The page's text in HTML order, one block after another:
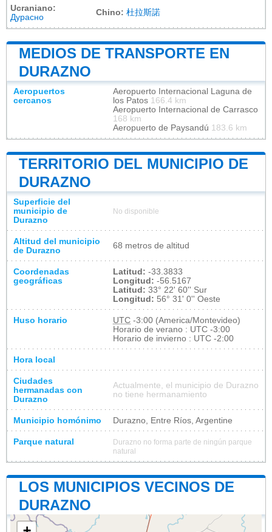
Ucraniano:
Дурасно
Chino: 杜拉斯諾
MEDIOS DE TRANSPORTE EN
DURAZNO
Aeropuertos
cercanos
Aeropuerto Internacional Laguna de
los Patos 166.4 km
Aeropuerto Internacional de Carrasco
168 km
Aeropuerto de Paysandú 183.6 km
TERRITORIO DEL MUNICIPIO DE
DURAZNO
Superficie del
municipio de
Durazno
No disponible
Altitud del municipio
de Durazno
68 metros de altitud
Coordenadas
geográficas
Latitud: -33.3833
Longitud: -56.5167
Latitud: 33° 22' 60'' Sur
Longitud: 56° 31' 0'' Oeste
Huso horario UTC -3:00 (America/Montevideo)
Horario de verano : UTC -3:00
Horario de invierno : UTC -2:00
Hora local
Ciudades
hermanadas con
Durazno
Actualmente, el municipio de Durazno
no tiene hermanamiento
Municipio homónimo Durazno, Entre Ríos, Argentine
Parque natural
Durazno no forma parte de ningún parque
natural
LOS MUNICIPIOS VECINOS DE
DURAZNO